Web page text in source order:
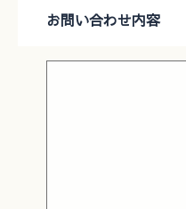
お問い合わせ内容